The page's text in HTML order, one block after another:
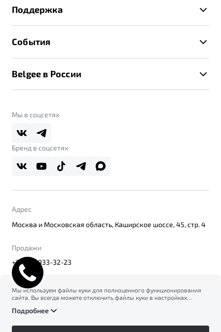
Страхование
Расчет КАСКО
Техническое обслуживание
Калькулятор ТО
Поддержка
Помощь на дорогах
Belgee Линк
Belgee Плюс
Реферальная программа
События
Belgee в России
О дилерском центре
Правовая информация
Мы в соцсетях
Бренд в соцсетях
Адрес
Москва и Московская область, Каширское шоссе, 45, стр. 4
Продажи
+7(495) 933-32-23
© 2026
Политика конфиденциальности персональных данных
Мы используем файлы куки для полноценного функционирования
сайта. Вы всегда можете отключить файлы куки в настройках
на сбор и использование файлов куки, и подтверждаете
возможной блокировке файлов куки вПолитике
Подробнее